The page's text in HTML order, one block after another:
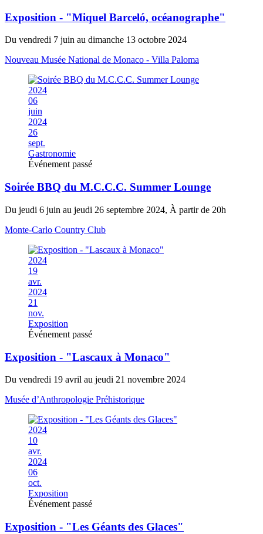
Exposition - "Miquel Barceló, océanographe"
Du vendredi 7 juin au dimanche 13 octobre 2024
Nouveau Musée National de Monaco - Villa Paloma
2024
06
juin
2024
26
sept.
Gastronomie
Événement passé
Soirée BBQ du M.C.C.C. Summer Lounge
Du jeudi 6 juin au jeudi 26 septembre 2024, À partir de 20h
Monte-Carlo Country Club
2024
19
avr.
2024
21
nov.
Exposition
Événement passé
Exposition - "Lascaux à Monaco"
Du vendredi 19 avril au jeudi 21 novembre 2024
Musée d’Anthropologie Préhistorique
2024
10
avr.
2024
06
oct.
Exposition
Événement passé
Exposition - "Les Géants des Glaces"